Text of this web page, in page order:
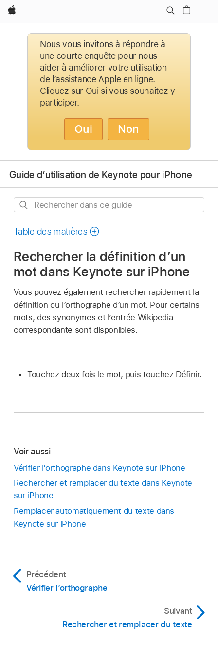
Apple
Nous vous invitons à répondre à
une courte enquête pour nous
aider à améliorer votre utilisation
de l’assistance Apple en ligne.
Cliquez sur Oui si vous souhaitez y
participer.
Oui Non
Guide d’utilisation de Keynote pour iPhone
Rechercher
ce
Table des matières
Rechercher la définition d’un
mot dans Keynote sur iPhone
Vous pouvez également rechercher rapidement la
définition ou l’orthographe d’un mot. Pour certains
mots, des synonymes et l’entrée Wikipedia
correspondante sont disponibles.
Touchez deux fois le mot, puis touchez Définir.
Voir aussi
Vérifier l’orthographe dans Keynote sur iPhone
Rechercher et remplacer du texte dans Keynote
sur iPhone
Remplacer automatiquement du texte dans
Keynote sur iPhone
Précédent
Vérifier l’orthographe
Suivant
Rechercher et remplacer du texte